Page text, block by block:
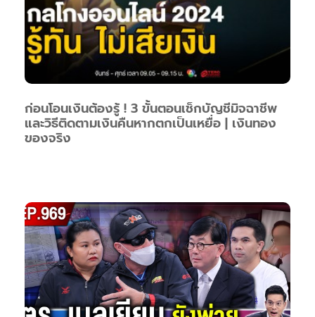
ก่อนโอนเงินต้องรู้ ! 3 ขั้นตอนเช็กบัญชีมิจฉาชีพ
และวิธีติดตามเงินคืนหากตกเป็นเหยื่อ | เงินทอง
ของจริง